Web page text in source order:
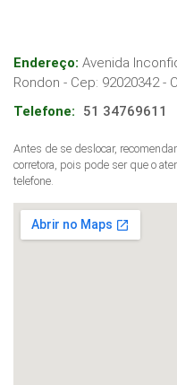
Endereço: Avenida
Rondon - Cep: 92020342-
Telefone:
51 34769611
Antes de se deslocar,
corretora, pois pode ser que o
telefone.